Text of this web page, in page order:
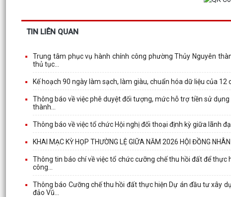
TIN LIÊN QUAN
Trung tâm phục vụ hành chính công phường Thủy Nguyên
thủ tục...
Kế hoạch 90 ngày làm sạch, làm giàu, chuẩn hóa dữ liệu của
Thông báo về việc phê duyệt đối tượng, mức hỗ trợ tiền sử
thành...
Thông báo về việc tổ chức Hội nghị đối thoại định kỳ giữa lãnh
KHAI MẠC KỲ HỌP THƯỜNG LỆ GIỮA NĂM 2026 HỘI ĐỒNG
Thông tin báo chí về việc tổ chức cưỡng chế thu hồi đất để
công...
Thông báo Cưỡng chế thu hồi đất thực hiện Dự án đầu tư xây
đảo Vũ...